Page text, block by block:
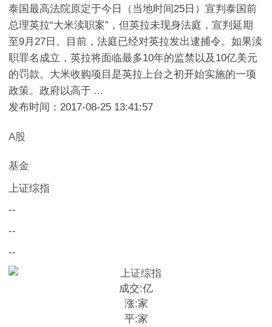
泰国最高法院原定于今日（当地时间25日）宣判泰国前
总理英拉“大米渎职案”，但英拉未现身法庭，宣判延期
至9月27日。目前，法庭已经对英拉发出逮捕令。如果渎
职罪名成立，英拉将面临最多10年的监禁以及10亿美元
的罚款。大米收购项目是英拉上台之初开始实施的一项
政策。政府以高于 ...
发布时间：2017-08-25 13:41:57
A股
基金
上证综指
--
--
--
成交:亿
涨:家
平:家